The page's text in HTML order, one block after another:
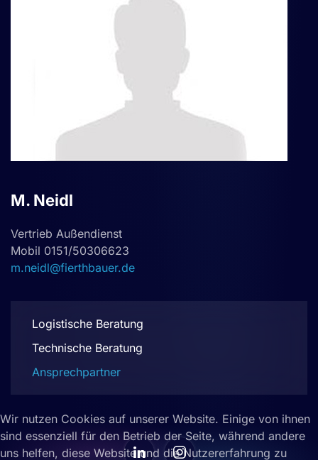
M. Neidl
Vertrieb Außendienst
Mobil 0151/50306623
m.neidl@fierthbauer.de
Logistische Beratung
Technische Beratung
Ansprechpartner
Wir nutzen Cookies auf unserer Website. Einige von ihnen
sind essenziell für den Betrieb der Seite, während andere
uns helfen, diese Website und die Nutzererfahrung zu